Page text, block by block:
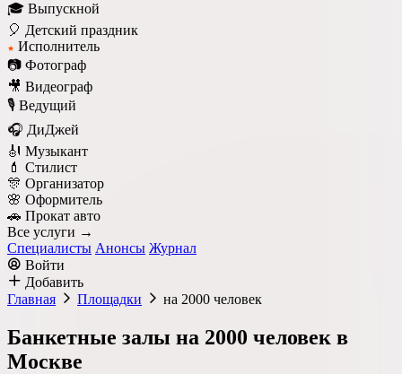
🎓 Выпускной
🎈 Детский праздник
★ Исполнитель
📷 Фотограф
🎥 Видеограф
🎙️ Ведущий
🎧 ДиДжей
🎻 Музыкант
💄 Стилист
🎊 Организатор
🌸 Оформитель
🚗 Прокат авто
Все услуги →
Специалисты Анонсы Журнал
Войти
Добавить
Главная
Площадки на 2000 человек
Банкетные залы на 2000 человек в
Москве